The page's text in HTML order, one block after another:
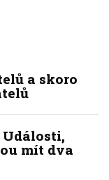
a skoro
mít dva